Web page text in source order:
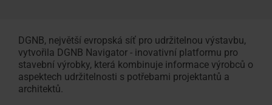
DGNB, největší evropská síť pro udržitelnou výstavbu,
vytvořila DGNB Navigator - inovativní platformu pro
stavební výrobky, která kombinuje informace výrobců o
aspektech udržitelnosti s potřebami projektantů a
architektů.